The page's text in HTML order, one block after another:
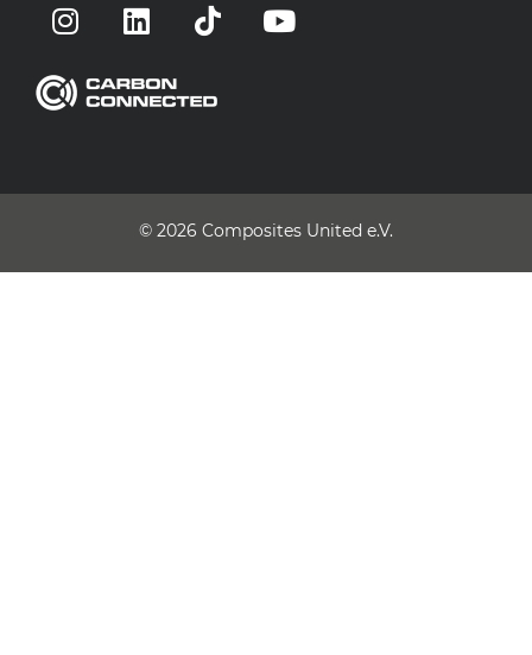
© 2026 Composites United e.V.